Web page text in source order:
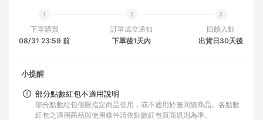
下單購買
08/31 23:59 前
訂單成立通知
下單後1天內
回饋入點
出貨日30天後
小提醒
部分點數紅包不適用說明
部分點數紅包僅限指定商品使用，或不適用於無回饋商品。各點數
紅包之適用商品與使用條件請依點數紅包頁面規則為準。